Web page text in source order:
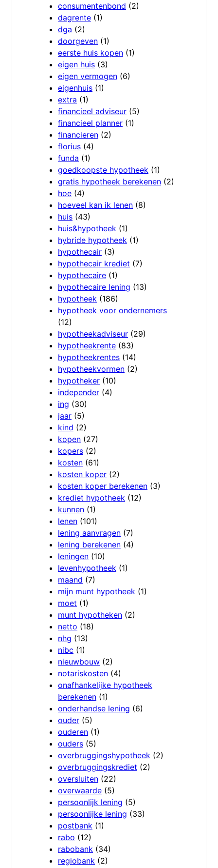
consumentenbond (2)
dagrente (1)
dga (2)
doorgeven (1)
eerste huis kopen (1)
eigen huis (3)
eigen vermogen (6)
eigenhuis (1)
extra (1)
financieel adviseur (5)
financieel planner (1)
financieren (2)
florius (4)
funda (1)
goedkoopste hypotheek (1)
gratis hypotheek berekenen (2)
hoe (4)
hoeveel kan ik lenen (8)
huis (43)
huis&hypotheek (1)
hybride hypotheek (1)
hypothecair (3)
hypothecair krediet (7)
hypothecaire (1)
hypothecaire lening (13)
hypotheek (186)
hypotheek voor ondernemers
(12)
hypotheekadviseur (29)
hypotheekrente (83)
hypotheekrentes (14)
hypotheekvormen (2)
hypotheker (10)
independer (4)
ing (30)
jaar (5)
kind (2)
kopen (27)
kopers (2)
kosten (61)
kosten koper (2)
kosten koper berekenen (3)
krediet hypotheek (12)
kunnen (1)
lenen (101)
lening aanvragen (7)
lening berekenen (4)
leningen (10)
levenhypotheek (1)
maand (7)
mijn munt hypotheek (1)
moet (1)
munt hypotheken (2)
netto (18)
nhg (13)
nibc (1)
nieuwbouw (2)
notariskosten (4)
onafhankelijke hypotheek
berekenen (1)
onderhandse lening (6)
ouder (5)
ouderen (1)
ouders (5)
overbruggingshypotheek (2)
overbruggingskrediet (2)
oversluiten (22)
overwaarde (5)
persoonlijk lening (5)
persoonlijke lening (33)
postbank (1)
rabo (12)
rabobank (34)
regiobank (2)